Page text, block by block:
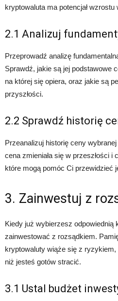
kryptowaluta ma potencjał wzrostu
2.1 Analizuj
Przeprowadź analizę
Sprawdź, jakie są jej podstawowe
na której się opiera, oraz jakie są
przyszłości.
2.2 Sprawdź historię
Przeanalizuj historię ceny
cena zmieniała się w przeszłości i
które mogą pomóc Ci przewidzieć
3. Zainwestuj z
Kiedy już wybierzesz odpowiednią
zainwestować z rozsądkiem.
kryptowaluty wiąże się z ryzykiem,
niż jesteś gotów stracić.
3.1 Ustal budżet